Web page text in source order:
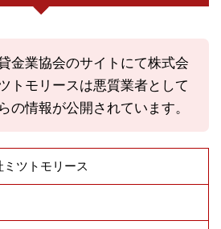
金業協会のサイトにて株式会
トモリースは悪質業者として
の情報が公開されています。
ツトモリース